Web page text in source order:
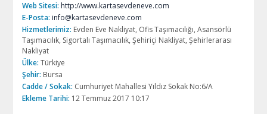
Web Sitesi: http://www.kartasevdeneve.com
E-Posta: info@kartasevdeneve.com
Hizmetlerimiz: Evden Eve Nakliyat, Ofis Taşımacılığı, Asansörlü
Taşımacılık, Sigortalı Taşımacılık, Şehiriçi Nakliyat, Şehirlerarası
Nakliyat
Ülke: Türkiye
Şehir: Bursa
Cadde / Sokak: Cumhuriyet Mahallesi Yıldız Sokak No:6/A
Ekleme Tarihi: 12 Temmuz 2017 10:17